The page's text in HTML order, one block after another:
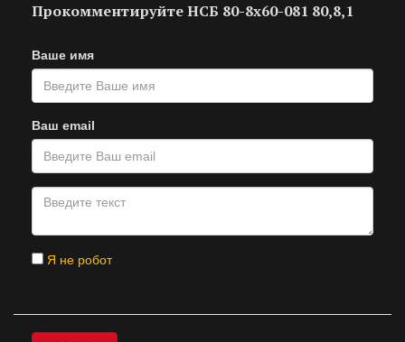
Прокомментируйте НСБ 80-8х60-081 80,8,1
Ваше имя
Ваш email
Я не робот